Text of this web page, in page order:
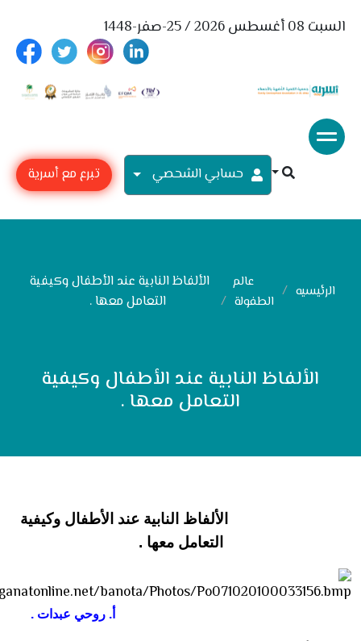
السبت 08 أغسطس 2026 / 25-صفر-1448
حسابي الشحصي تبرع مع أسرية
الرئيسيه
عالم
الطفولة
الألفاظ النابية عند الأطفال وكيفية
التعامل معها .
الألفاظ النابية عند الأطفال وكيفية
التعامل معها .
الألفاظ النابية عند الأطفال وكيفية
التعامل معها .
أ. روحي عبدات .